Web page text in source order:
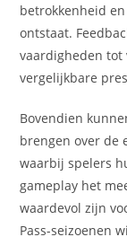
betrokkenheid
ontstaat.
vaardigheden tot
vergelijkbare
Bovendien
brengen over de
waarbij spelers
gameplay het
waardevol zijn
Pass-seizoenen